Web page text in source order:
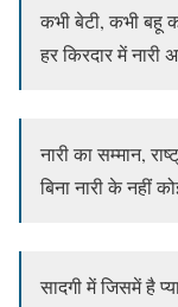
कभी बेटी, कभी बहू
हर किरदार में नारी
नारी का सम्मान,
बिना नारी के नहीं
सादगी में जिसमें है